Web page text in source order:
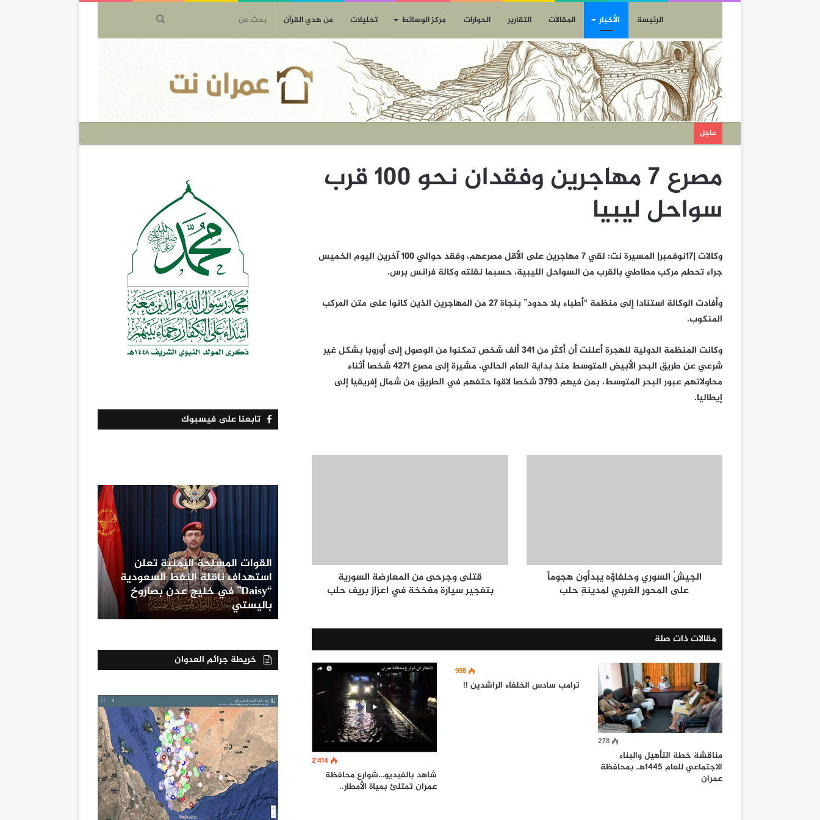
الرئيسة الأخبار المقالات التقارير الحوارات مركز الوسائط تحليلات من هدي القرآن
عاجل
مصرع 7 مهاجرين وفقدان نحو 100 قرب
سواحل ليبيا
وكالات |17نوفمبر| المسيرة نت: لقي 7 مهاجرين على الأقل مصرعهم، وفقد حوالي 100 آخرين اليوم الخميس
جراء تحطم مركب مطاطي بالقرب من السواحل الليبية، حسبما نقلته وكالة فرانس برس.
وأفادت الوكالة استنادا إلى منظمة “أطباء بلا حدود” بنجاة 27 من المهاجرين الذين كانوا على متن المركب
المنكوب.
وكانت المنظمة الدولية للهجرة أعلنت أن أكثر من 341 ألف شخص تمكنوا من الوصول إلى أوروبا بشكل غير
شرعي عن طريق البحر الأبيض المتوسط منذ بداية العام الحالي، مشيرة إلى مصرع 4271 شخصا أثناء
محاولاتهم عبور البحر المتوسط، بمن فيهم 3793 شخصا لاقوا حتفهم في الطريق من شمال إفريقيا إلى
إيطاليا.
الجيشُ السوري وحلفاؤه يبدأون هجوماً
على المحورِ الغربي لمدينةِ حلب
قتلى وجرحى من المعارضة السورية
بتفجير سيارة مفخخة في اعزاز بريف حلب
مقالات ذات صلة
278
مناقشة خطة التأهيل والبناء
الاجتماعي للعام 1445هـ بمحافظة
عمران
998
ترامب سادس الخلفاء الراشدين !!
2٬414
شاهد بالفيديو…شوارع محافظة
عمران تمتلئ بمياة الأمطار..
تابعنا على فيسبوك
القوات المسلحة اليمنية تعلن
استهداف ناقلة النفط السعودية
“Daisy” في خليج عدن بصاروخ
باليستي
خريطة جرائم العدوان